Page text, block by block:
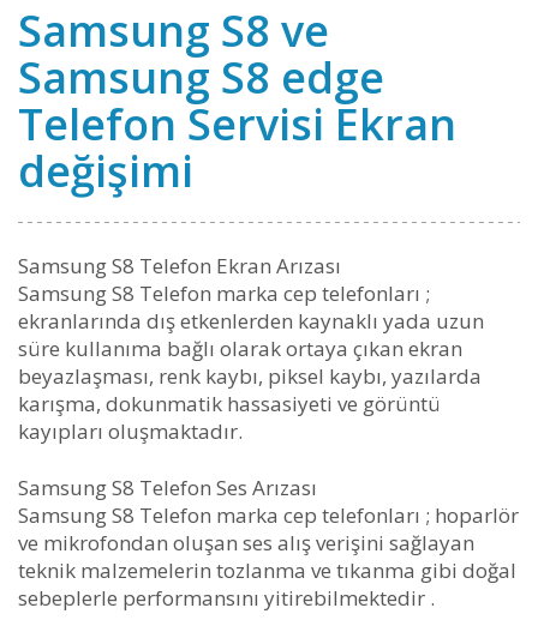
Samsung S8 ve
Samsung S8 edge
Telefon Servisi Ekran
değişimi
Samsung S8 Telefon Ekran Arızası
Samsung S8 Telefon marka cep telefonları ;
ekranlarında dış etkenlerden kaynaklı yada uzun
süre kullanıma bağlı olarak ortaya çıkan ekran
beyazlaşması, renk kaybı, piksel kaybı, yazılarda
karışma, dokunmatik hassasiyeti ve görüntü
kayıpları oluşmaktadır.
Samsung S8 Telefon Ses Arızası
Samsung S8 Telefon marka cep telefonları ; hoparlör
ve mikrofondan oluşan ses alış verişini sağlayan
teknik malzemelerin tozlanma ve tıkanma gibi doğal
sebeplerle performansını yitirebilmektedir .